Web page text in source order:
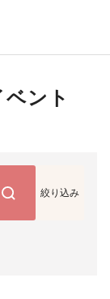
ント
絞り込み